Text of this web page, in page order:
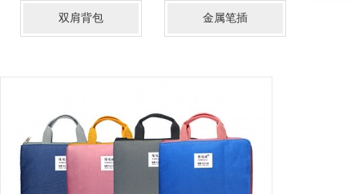
双肩背包 金属笔插